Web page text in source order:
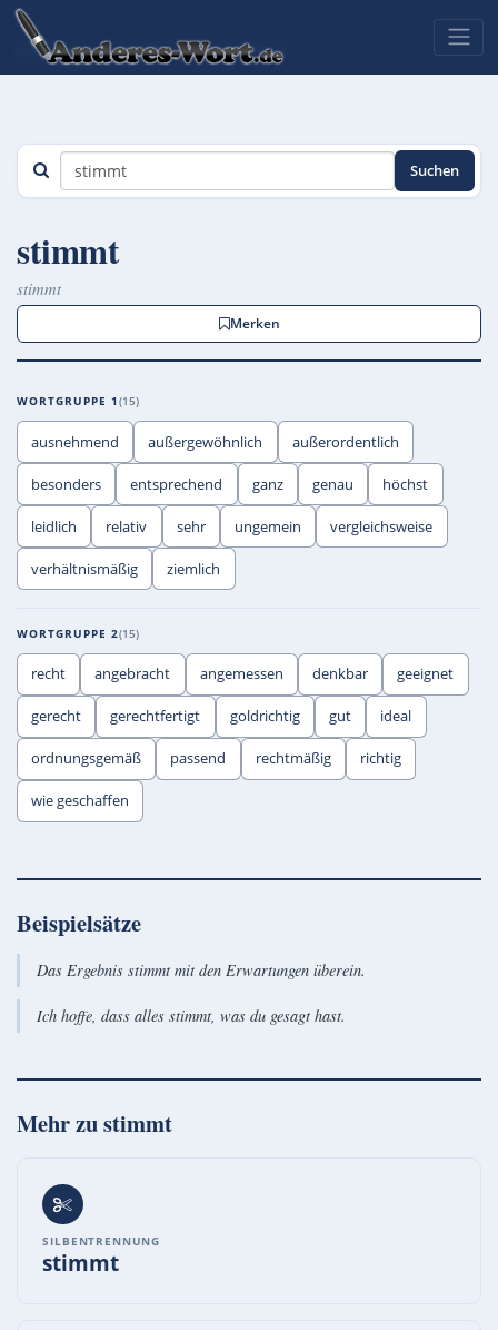
Suchen
stimmt
stimmt
Merken
WORTGRUPPE 1 15
ausnehmend außergewöhnlich außerordentlich
besonders entsprechend ganz genau höchst
leidlich relativ sehr ungemein vergleichsweise
verhältnismäßig ziemlich
WORTGRUPPE 2 15
recht angebracht angemessen denkbar geeignet
gerecht gerechtfertigt goldrichtig gut ideal
ordnungsgemäß passend rechtmäßig richtig
wie geschaffen
Beispielsätze
Das Ergebnis stimmt mit den Erwartungen überein.
Ich hoffe, dass alles stimmt, was du gesagt hast.
Mehr zustimmt
SILBENTRENNUNG
stimmt